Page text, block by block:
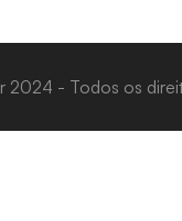
2024 - Todos os